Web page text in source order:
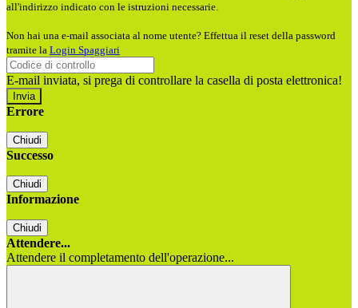
all'indirizzo indicato con le istruzioni necessarie.
Non hai una e-mail associata al nome utente? Effettua il reset della password
tramite la Login Spaggiari
E-mail inviata, si prega di controllare la casella di posta elettronica!
Errore
Chiudi
Successo
Chiudi
Informazione
Chiudi
Attendere...
Attendere il completamento dell'operazione...